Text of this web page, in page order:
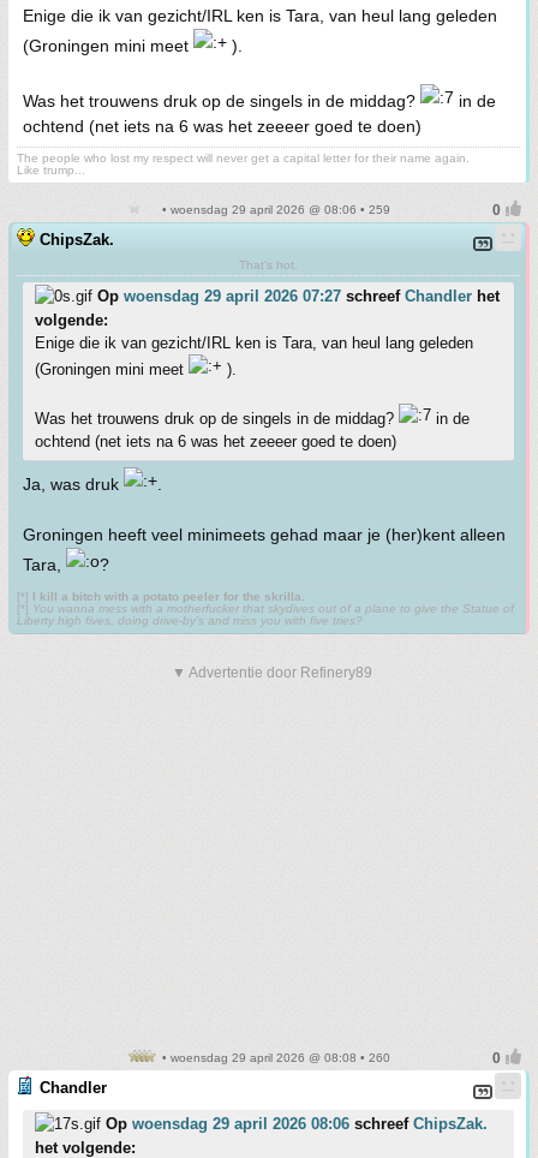
Enige die ik van gezicht/IRL ken is Tara, van heul lang geleden
(Groningen mini meet
).
Was het trouwens druk op de singels in de middag?
in de
ochtend (net iets na 6 was het zeeeer goed te doen)
The people who lost my respect will never get a capital letter for their name again.
Like trump...
• woensdag 29 april 2026 @ 08:06 • 259
ChipsZak.
That's hot.
Op woensdag 29 april 2026 07:27 schreef Chandler het
volgende:
Enige die ik van gezicht/IRL ken is Tara, van heul lang geleden
(Groningen mini meet
).
Was het trouwens druk op de singels in de middag?
in de
ochtend (net iets na 6 was het zeeeer goed te doen)
Ja, was druk
Groningen heeft veel minimeets gehad maar je (her)kent alleen
Tara,
?
[*] I kill a bitch with a potato peeler for the skrilla.
[*] You wanna mess with a motherfucker that skydives out of a plane to give the Statue of
Liberty high fives, doing drive-by’s and miss you with five tries?
▼ Advertentie door Refinery89
• woensdag 29 april 2026 @ 08:08 • 260
Chandler
Op woensdag 29 april 2026 08:06 schreef ChipsZak.
het volgende: